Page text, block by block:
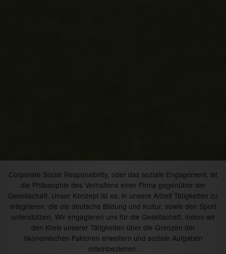
Corporate Social Responsibility, oder das soziale Engagement, ist
die Philosophie des Verhaltens einer Firma gegenüber der
Gesellschaft. Unser Konzept ist es, in unsere Arbeit Tätigkeiten zu
integrieren, die die deutsche Bildung und Kultur, sowie den Sport
unterstützen. Wir engagieren uns für die Gesellschaft, indem wir
den Kreis unserer Tätigkeiten über die Grenzen der
ökonomischen Faktoren erweitern und soziale Aufgaben
miteinbeziehen.